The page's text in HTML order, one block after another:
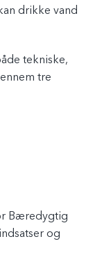
drikke vand
tekniske,
tre
Bæredygtig
og